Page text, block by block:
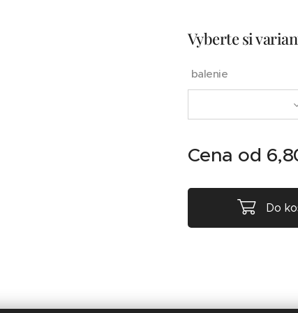
Vyberte si
balenie
Cena od
Do